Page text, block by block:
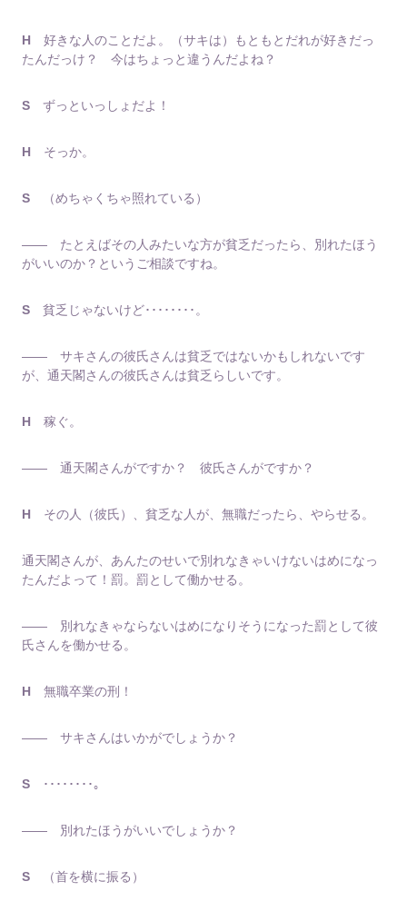
H 好きな人のことだよ。（サキは）もともとだれが好きだっ
たんだっけ？ 今はちょっと違うんだよね？
S ずっといっしょだよ！
H そっか。
S （めちゃくちゃ照れている）
―― たとえばその人みたいな方が貧乏だったら、別れたほう
がいいのか？というご相談ですね。
S 貧乏じゃないけど････････。
―― サキさんの彼氏さんは貧乏ではないかもしれないです
が、通天閣さんの彼氏さんは貧乏らしいです。
H 稼ぐ。
―― 通天閣さんがですか？ 彼氏さんがですか？
H その人（彼氏）、貧乏な人が、無職だったら、やらせる。
通天閣さんが、あんたのせいで別れなきゃいけないはめになっ
たんだよって！罰。罰として働かせる。
―― 別れなきゃならないはめになりそうになった罰として彼
氏さんを働かせる。
H 無職卒業の刑！
―― サキさんはいかがでしょうか？
S ････････。
―― 別れたほうがいいでしょうか？
S （首を横に振る）